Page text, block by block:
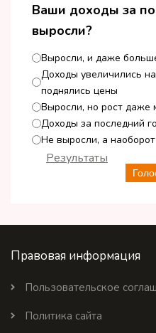
Ваши доходы за
выросли?
Выросли, и даже
Доходы увеличились
поднялись цены
Выросли, но рост даже
Доходы за последний
Не выросли, а
Результаты
Правовая информация
Пользовательское
Политика сайта